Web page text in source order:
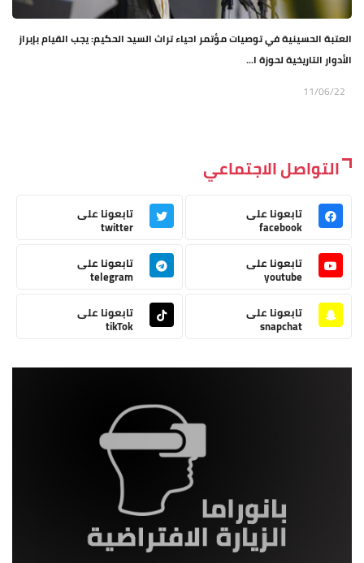
العتبة الحسينية في توصيات مؤتمر احياء تراث السيد الحكيم: يجب القيام بإبراز
الأدوار التاريخية لحوزة ا...
11/06/22
التواصل الاجتماعي
تابعونا على
facebook
تابعونا على
twitter
تابعونا على
youtube
تابعونا على
telegram
تابعونا على
snapchat
تابعونا على
tikTok